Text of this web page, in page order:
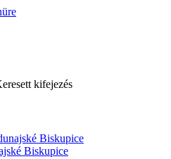
kifejezés
Biskupice